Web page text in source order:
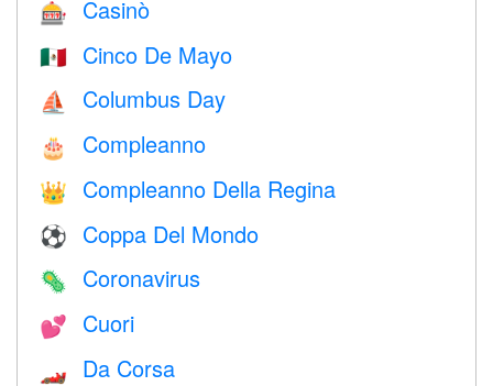
🎰 Casinò
🇲🇽 Cinco De Mayo
⛵️ Columbus Day
🎂 Compleanno
👑 Compleanno Della Regina
⚽ Coppa Del Mondo
🦠 Coronavirus
💕 Cuori
🏎 Da Corsa